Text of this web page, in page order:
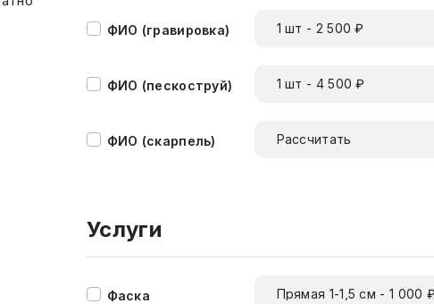
ФИО (гравировка) 1 шт - 2 500 ₽
ФИО (пескоструй) 1 шт - 4 500 ₽
ФИО (скарпель) Рассчитать
Услуги
Фаска Прямая 1-1,5 см - 1 000